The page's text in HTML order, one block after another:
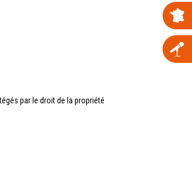
par le droit de la propriété